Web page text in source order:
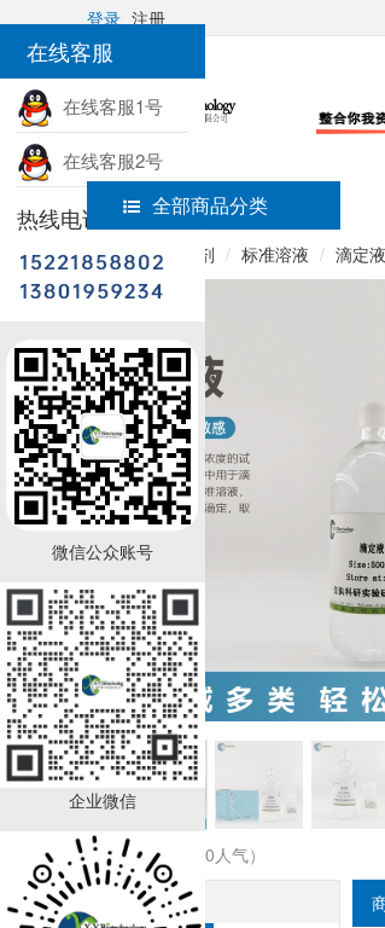
在线客服
在线客服1号
在线客服2号
热线电话
微信公众账号
企业微信
登录 注册
全部商品分类
首页 实验试剂 标准溶液 滴定液
收藏商品（0人气）
热销排行榜